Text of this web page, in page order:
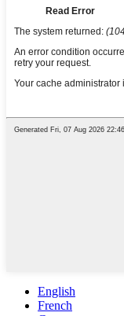
English
French